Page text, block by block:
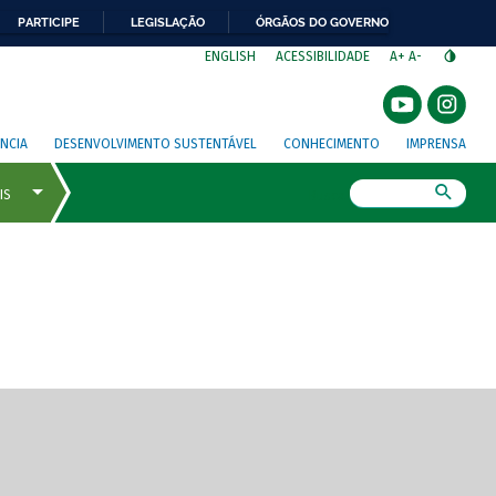
PARTICIPE LEGISLAÇÃO ÓRGÃOS DO GOVERNO
ENGLISH ACESSIBILIDADE A+ A-
DESENVOLVIMENTO SUSTENTÁVEL CONHECIMENTO IMPRENSA
de tela